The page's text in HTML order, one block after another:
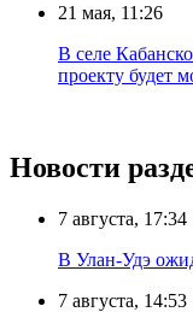
21 мая, 11:26
В селе
проекту будет
Новости
7 августа, 17:34
В Улан-Удэ
7 августа, 14:53